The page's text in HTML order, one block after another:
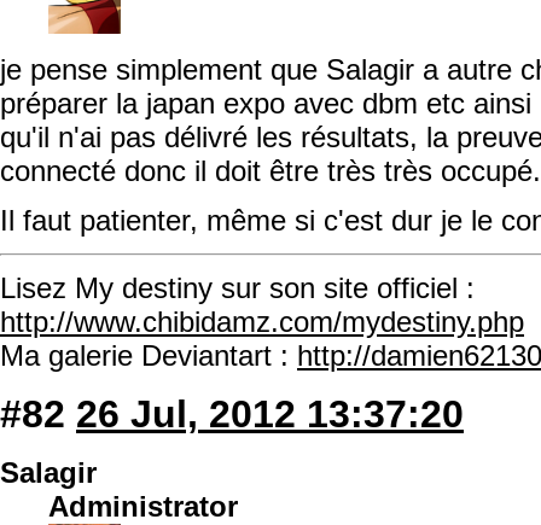
je pense simplement que Salagir a autre
préparer la japan expo avec dbm etc
qu'il n'ai pas délivré les résultats, la
connecté donc il doit être très très occupé.
Il faut patienter, même si c'est dur je le
Lisez My destiny sur son site officiel :
http://www.chibidamz.com/mydestiny.php
Ma galerie Deviantart : http://
#82 26 Jul, 2012 13:37:20
Salagir
Administrator